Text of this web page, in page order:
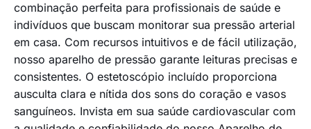
combinação perfeita para profissionais de saúde e
indivíduos que buscam monitorar sua pressão arterial
em casa. Com recursos intuitivos e de fácil utilização,
nosso aparelho de pressão garante leituras precisas e
consistentes. O estetoscópio incluído proporciona
ausculta clara e nítida dos sons do coração e vasos
sanguíneos. Invista em sua saúde cardiovascular com